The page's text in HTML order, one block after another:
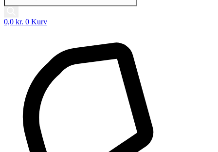
0,0 kr. 0 Kurv